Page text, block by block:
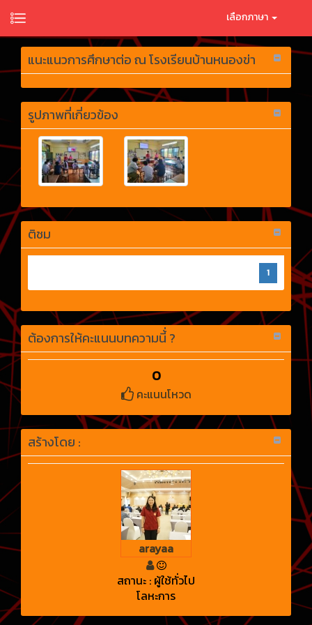
เลือกภาษา
แนะแนวการศึกษาต่อ ณ โรงเรียนบ้านหนองข่า
รูปภาพที่เกี่ยวข้อง
ติชม
1
ต้องการให้คะแนนบทความนี้่ ?
0
คะแนนโหวด
สร้างโดย :
arayaa
สถานะ : ผู้ใช้ทั่วไป
โลหะการ